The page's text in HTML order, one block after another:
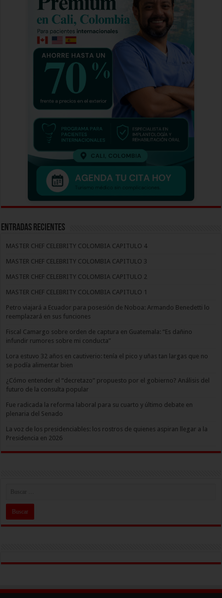
Entradas recientes
MASTER CHEF CELEBRITY COLOMBIA CAPITULO 4
MASTER CHEF CELEBRITY COLOMBIA CAPITULO 3
MASTER CHEF CELEBRITY COLOMBIA CAPITULO 2
MASTER CHEF CELEBRITY COLOMBIA CAPITULO 1
Petro viajará a Ecuador para posesión de Noboa: Armando Benedetti lo
reemplazará en sus funciones
Fiscal Camargo sobre orden de captura en Guatemala: “Es dañino
infundir rumores sobre mi conducta”
Lora estuvo 32 años en cautiverio: tenía el pico y uñas tan largas que no
se podía alimentar bien
¿Cómo entender el “decretazo” propuesto por el gobierno? Análisis del
futuro de la consulta popular
Fue radicada la reforma laboral para su cuarto y último debate en
plenaria del Senado
La voz de los presidenciables: los rostros de quienes aspiran llegar a la
Presidencia en 2026